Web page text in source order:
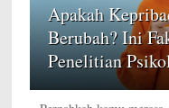
Apakah
Berubah? Ini
Penelitian